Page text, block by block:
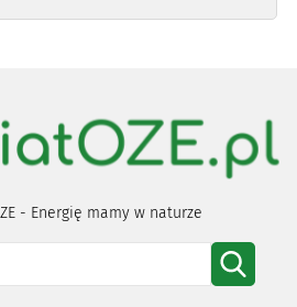
- Energię mamy w naturze